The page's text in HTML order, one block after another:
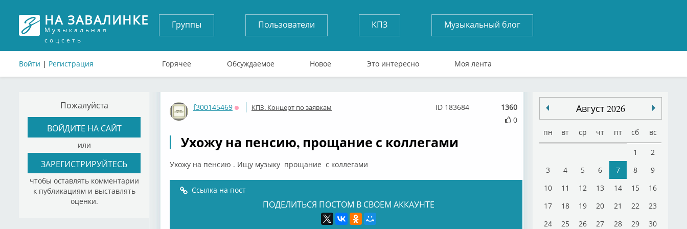
НА ЗАВАЛИНКЕ
Музыкальная
соцсеть
Войти | Регистрация
Группы Пользователи КПЗ Музыкальный блог
Горячее Обсуждаемое Новое Это интересно Моя лента
Пожалуйста
ВОЙДИТЕ НА САЙТ
или
ЗАРЕГИСТРИРУЙТЕСЬ
чтобы оставлять комментарии
к публикациям и выставлять
оценки.
f300145469
Оффлайн
КПЗ. Концерт по заявкам
1360
0
ID 183684
Ухожу на пенсию, прощание с коллегами
Ухожу на пенсию . Ищу музыку прощание с коллегами
Ссылка на пост
ПОДЕЛИТЬСЯ ПОСТОМ В СВОЕМ АККАУНТЕ
Август 2026
пн вт ср чт пт сб вс
1
2
3
4 5 6 7 8
9
10
11 12 13 14 15
16
17
18 19 20 21 22
23
24
25 26 27 28 29
30